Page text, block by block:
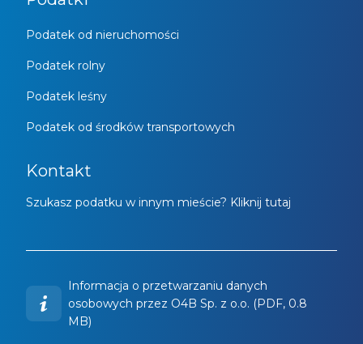
Podatek od nieruchomości
Podatek rolny
Podatek leśny
Podatek od środków transportowych
Kontakt
Szukasz podatku w innym mieście? Kliknij tutaj
Informacja o przetwarzaniu danych
osobowych przez O4B Sp. z o.o. (PDF, 0.8
MB)